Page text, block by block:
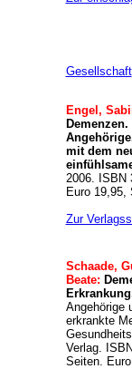
Gesellschaft
Engel,
mit dem
2006. ISBN
Euro 19,95,
Zur
Schaade,
Beate:
Angehörige
erkrankte
Verlag.
Seiten.